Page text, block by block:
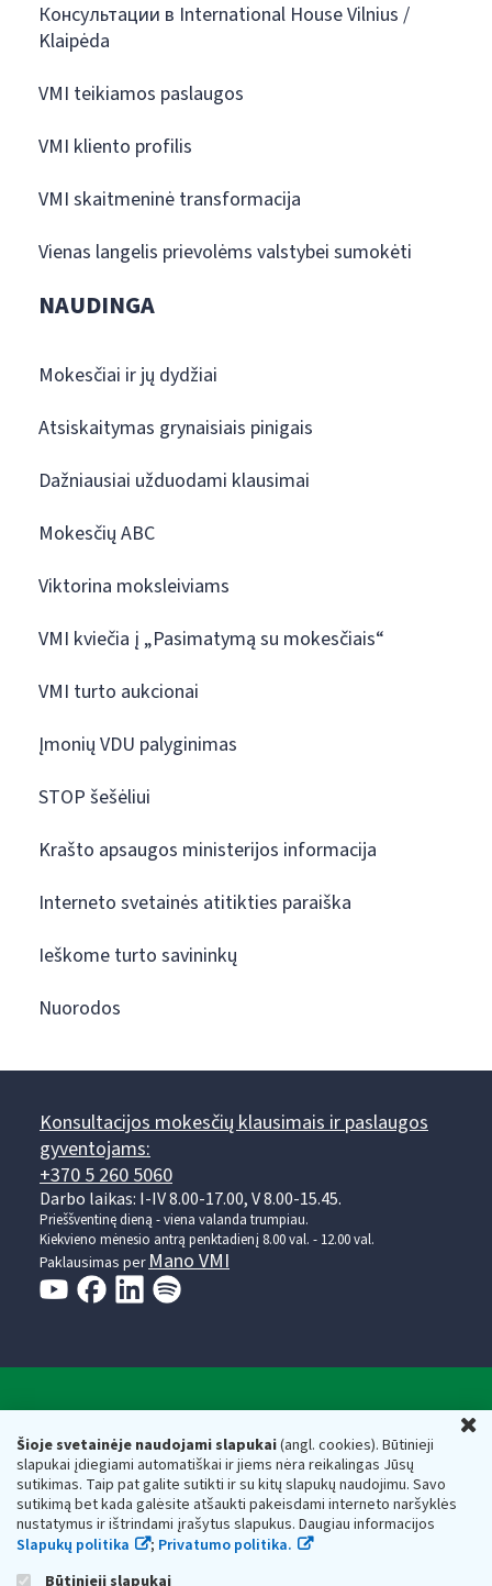
Šioje svetainėje naudojami slapukai(angl. cookies). Būtinieji
slapukai įdiegiami automatiškai ir jiems nėra reikalingas Jūsų
sutikimas. Taip pat galite sutikti ir su kitų slapukų naudojimu. Savo
sutikimą bet kada galėsite atšaukti pakeisdami interneto naršyklės
nustatymus ir ištrindami įrašytus slapukus. Daugiau informacijos
Slapukų politika
; Privatumo politika.
Būtinieji slapukai
Консультации в International House Vilnius /
Klaipėda
VMI teikiamos paslaugos
VMI kliento profilis
VMI skaitmeninė transformacija
Vienas langelis prievolėms valstybei sumokėti
NAUDINGA
Mokesčiai ir jų dydžiai
Atsiskaitymas grynaisiais pinigais
Dažniausiai užduodami klausimai
Mokesčių ABC
Viktorina moksleiviams
VMI kviečia į „Pasimatymą su mokesčiais“
VMI turto aukcionai
Įmonių VDU palyginimas
STOP šešėliui
Krašto apsaugos ministerijos informacija
Interneto svetainės atitikties paraiška
Ieškome turto savininkų
Nuorodos
Konsultacijos mokesčių klausimais ir paslaugos
gyventojams:
+370 5 260 5060
Darbo laikas: I-IV 8.00-17.00, V 8.00-15.45.
Prieššventinę dieną - viena valanda trumpiau.
Kiekvieno mėnesio antrą penktadienį 8.00 val. - 12.00 val.
Paklausimas perMano VMI
Valstybinė mokesčių inspekcija prie Lietuvos
Respublikos finansų ministerijos
Biudžetinė įstaiga. Juridinio asmens kodas — 188659752,
adresas: Vasario 16-osios g. 14, 01107 Vilnius, Lietuva, el.paštas:
vmi@vmi.lt , E. pristatymo dėžutės adresas 188659752
Duomenys apie Valstybinę mokesčių inspekciją prie Lietuvos
Respublikos finansų ministerijos kaupiami ir saugomi Juridinių